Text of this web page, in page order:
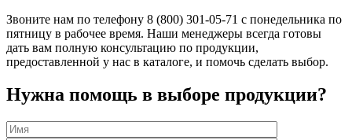
Звоните нам по телефону 8 (800) 301-05-71 с понедельника по
пятницу в рабочее время. Наши менеджеры всегда готовы
дать вам полную консультацию по продукции,
предоставленной у нас в каталоге, и помочь сделать выбор.
Нужна помощь в выборе продукции?